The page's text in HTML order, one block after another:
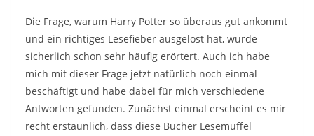
Die Frage, warum Harry Potter so überaus gut ankommt
und ein richtiges Lesefieber ausgelöst hat, wurde
sicherlich schon sehr häufig erörtert. Auch ich habe
mich mit dieser Frage jetzt natürlich noch einmal
beschäftigt und habe dabei für mich verschiedene
Antworten gefunden. Zunächst einmal erscheint es mir
recht erstaunlich, dass diese Bücher Lesemuffel